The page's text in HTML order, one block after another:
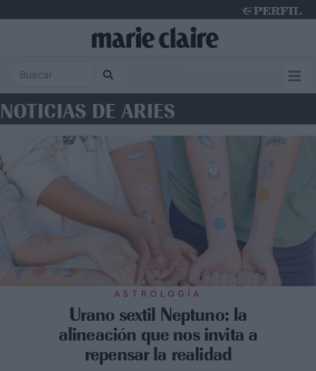
NOTICIAS DE ARIES
ASTROLOGÍA
Urano sextil Neptuno: la
alineación que nos invita a
repensar la realidad